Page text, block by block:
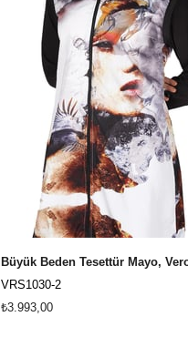
VRS1030-2
₺3.993,00